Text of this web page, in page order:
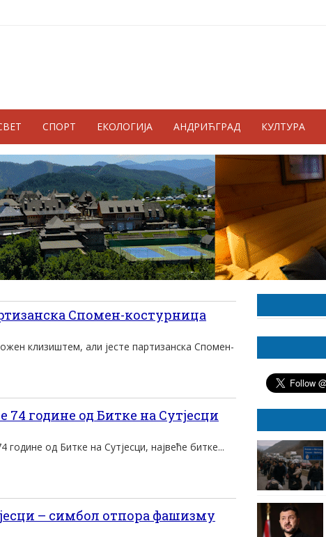
СПОРТ ЕКОЛОГИЈА АНДРИЋГРАД КУЛТУРА
Спомен-костурница
клизиштем, али јесте партизанска Спомен-
године од Битке на Сутјесци
од Битке на Сутјесци, највеће битке...
– симбол отпора фашизму